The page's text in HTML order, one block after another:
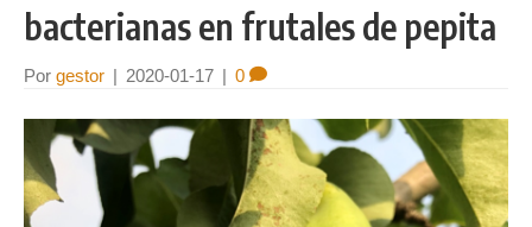
bacterianas en frutales de pepita
Por gestor | 2020-01-17 | 0